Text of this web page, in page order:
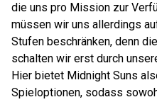
die uns pro Mission zur
müssen wir uns allerdings
Stufen beschränken, denn
schalten wir erst durch
Hier bietet Midnight Suns
Spieloptionen, sodass